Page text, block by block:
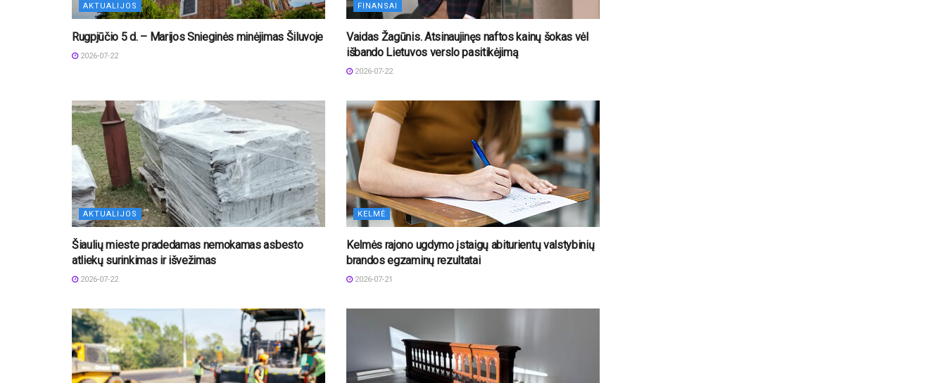
AKTUALIJOS
Rugpjūčio 5 d. – Marijos Snieginės minėjimas Šiluvoje
2026-07-22
FINANSAI
Vaidas Žagūnis. Atsinaujinęs naftos kainų šokas vėl
išbando Lietuvos verslo pasitikėjimą
2026-07-22
AKTUALIJOS
Šiaulių mieste pradedamas nemokamas asbesto
atliekų surinkimas ir išvežimas
2026-07-22
KELMĖ
Kelmės rajono ugdymo įstaigų abiturientų valstybinių
brandos egzaminų rezultatai
2026-07-21